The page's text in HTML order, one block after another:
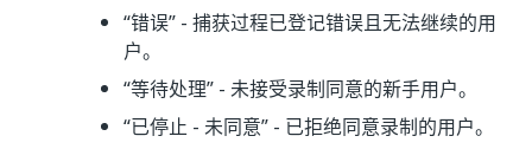
“错误” - 捕获过程已登记错误且无法继续的用
户。
“等待处理” - 未接受录制同意的新手用户。
“已停止 - 未同意” - 已拒绝同意录制的用户。